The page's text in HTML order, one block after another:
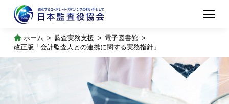
ホーム 監査実務支援
電子図書館
改正版「会計監査人との連携に関する実務指針」